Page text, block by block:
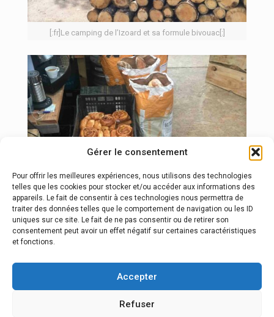
Gérer le consentement
Pour offrir les meilleures expériences, nous utilisons des technologies
telles que les cookies pour stocker et/ou accéder aux informations des
appareils. Le fait de consentir à ces technologies nous permettra de
traiter des données telles que le comportement de navigation ou les ID
uniques sur ce site. Le fait de ne pas consentir ou de retirer son
consentement peut avoir un effet négatif sur certaines caractéristiques
et fonctions.
Accepter
Refuser
[:fr]Le camping de l’Izoard et sa formule bivouac[:]